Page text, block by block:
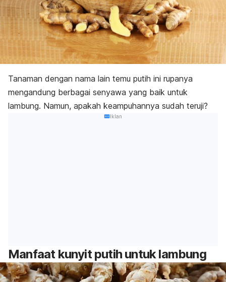
Tanaman dengan nama lain temu putih ini rupanya
mengandung berbagai senyawa yang baik untuk
lambung. Namun, apakah keampuhannya sudah teruji?
Iklan
Manfaat kunyit putih untuk lambung